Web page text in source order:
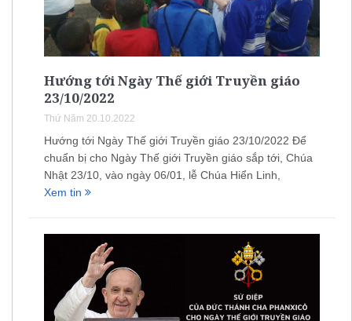
Hướng tới Ngày Thế giới Truyền giáo
23/10/2022
Thứ Năm 20.10.2022
Hướng tới Ngày Thế giới Truyền giáo 23/10/2022 Để
chuẩn bị cho Ngày Thế giới Truyền giáo sắp tới, Chúa
Nhật 23/10, vào ngày 06/01, lễ Chúa Hiển Linh,
Xem tin